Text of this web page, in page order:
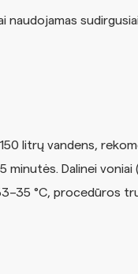
naudojamas
litrų vandens,
minutės. Dalinei
°C, procedūros